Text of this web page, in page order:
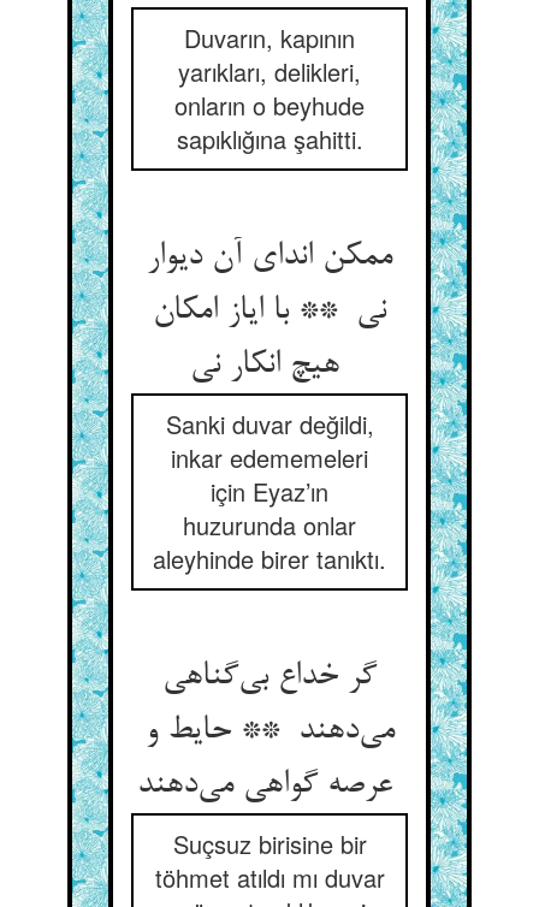
Duvarın, kapının
yarıkları, delikleri,
onların o beyhude
sapıklığına şahitti.
ممکن اندای آن دیوار
نی ** با ایاز امکان
Sanki duvar değildi,
inkar edememeleri
için Eyaz’ın
huzurunda onlar
aleyhinde birer tanıktı.
گر خداع بی‌گناهی
می‌دهند ** حایط و
Suçsuz birisine bir
töhmet atıldı mı duvar